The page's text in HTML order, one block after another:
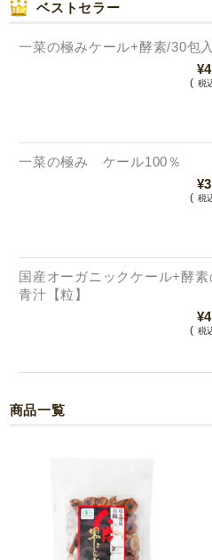
ベストセラー
一菜の極みケール+酵素/30包
( 税
一菜の極み ケール100％
( 税
国産オーガニックケール+酵素
青汁【粒】
( 税
商品一覧